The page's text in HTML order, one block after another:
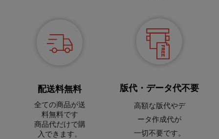
配送料無料
全ての商品が送
料無料です
商品代だけで購
入できます。
版代・データ代不要
高額な版代やデ
ータ作成代が
一切不要です。